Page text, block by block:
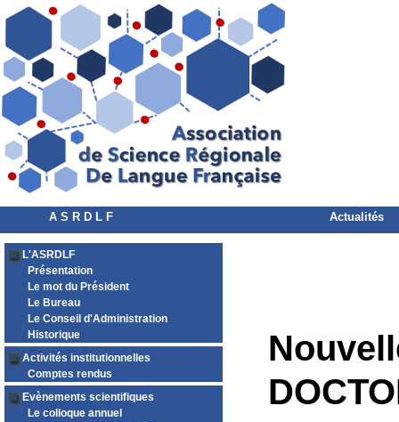
A S R D L F Actualités
L'ASRDLF
Présentation
Le mot du Président
Le Bureau
Le Conseil d'Administration
Historique
Activités institutionnelles
Comptes rendus
Evènements scientifiques
Le colloque annuel